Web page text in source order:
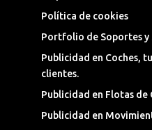
Política de cookies
Portfolio de Soportes y
Publicidad en Coches,
clientes.
Publicidad en Flotas
Publicidad en